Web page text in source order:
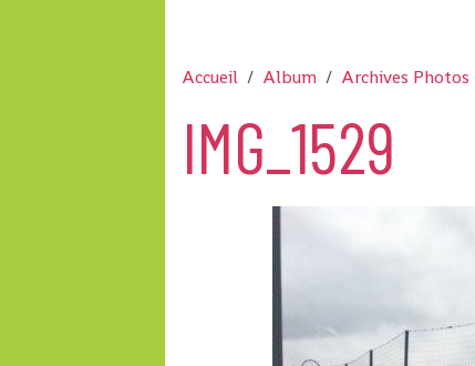
Accueil Album Archives Photos
IMG_1529